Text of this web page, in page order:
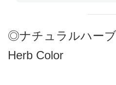
◎ナチュラルハー
Herb Color